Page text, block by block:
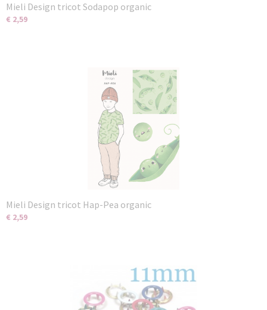
Mieli Design tricot Sodapop organic
€ 2,59
Mieli Design tricot Hap-Pea organic
€ 2,59